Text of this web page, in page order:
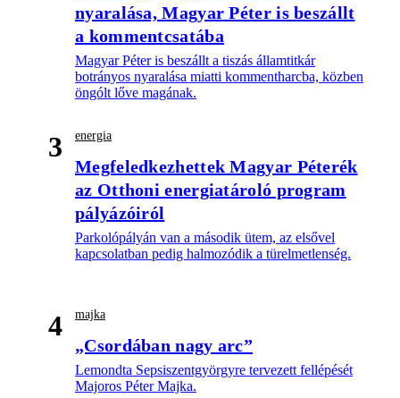
nyaralása, Magyar Péter is beszállt
a kommentcsatába
Magyar Péter is beszállt a tiszás államtitkár
botrányos nyaralása miatti kommentharcba, közben
öngólt lőve magának.
3 energia
Megfeledkezhettek Magyar Péterék
az Otthoni energiatároló program
pályázóiról
Parkolópályán van a második ütem, az elsővel
kapcsolatban pedig halmozódik a türelmetlenség.
4 majka
„Csordában nagy arc”
Lemondta Sepsiszentgyörgyre tervezett fellépését
Majoros Péter Majka.